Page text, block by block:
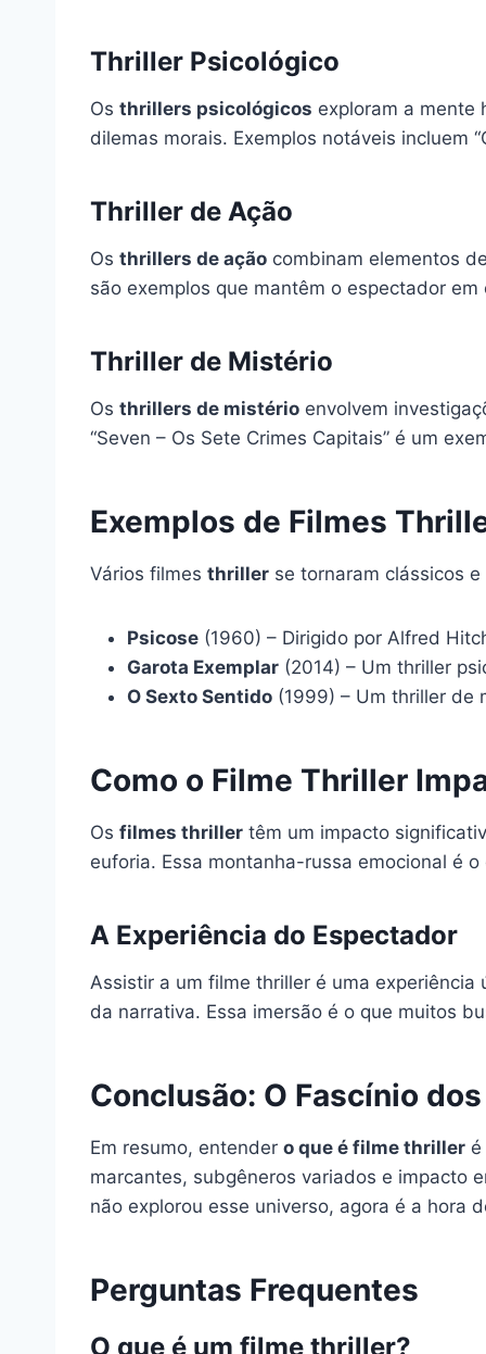
Thriller Psicológico
Os thrillers psicológicos exploram a mente
dilemas morais. Exemplos notáveis incluem
Thriller de Ação
Os thrillers de ação combinam elementos
são exemplos que mantêm o espectador
Thriller de Mistério
Os thrillers de mistério envolvem
“Seven – Os Sete Crimes Capitais” é um
Exemplos de Filmes
Vários filmes thriller se tornaram clássicos
Psicose (1960) – Dirigido por Alfred
Garota Exemplar (2014) – Um thriller
O Sexto Sentido (1999) – Um thriller de
Como o Filme Thriller
Os filmes thriller têm um impacto
euforia. Essa montanha-russa emocional é
A Experiência do Espectador
Assistir a um filme thriller é uma
da narrativa. Essa imersão é o que muitos
Conclusão: O Fascínio
Em resumo, entender o que é filme thriller
marcantes, subgêneros variados e impacto
não explorou esse universo, agora é a hora
Perguntas Frequentes
O que é um filme thriller?